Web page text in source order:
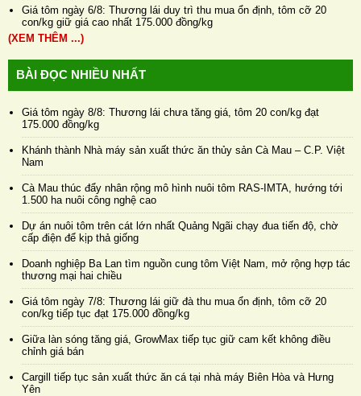
Giá tôm ngày 6/8: Thương lái duy trì thu mua ổn định, tôm cỡ 20
con/kg giữ giá cao nhất 175.000 đồng/kg
(XEM THÊM ...)
BÀI ĐỌC NHIỀU NHẤT
Giá tôm ngày 8/8: Thương lái chưa tăng giá, tôm 20 con/kg đạt
175.000 đồng/kg
Khánh thành Nhà máy sản xuất thức ăn thủy sản Cà Mau – C.P. Việt
Nam
Cà Mau thúc đẩy nhân rộng mô hình nuôi tôm RAS-IMTA, hướng tới
1.500 ha nuôi công nghệ cao
Dự án nuôi tôm trên cát lớn nhất Quảng Ngãi chạy đua tiến độ, chờ
cấp điện để kịp thả giống
Doanh nghiệp Ba Lan tìm nguồn cung tôm Việt Nam, mở rộng hợp tác
thương mại hai chiều
Giá tôm ngày 7/8: Thương lái giữ đà thu mua ổn định, tôm cỡ 20
con/kg tiếp tục đạt 175.000 đồng/kg
Giữa làn sóng tăng giá, GrowMax tiếp tục giữ cam kết không điều
chỉnh giá bán
Cargill tiếp tục sản xuất thức ăn cá tại nhà máy Biên Hòa và Hưng
Yên